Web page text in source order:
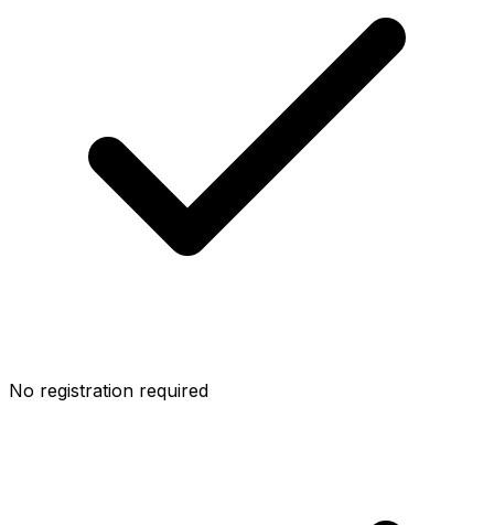
No registration required